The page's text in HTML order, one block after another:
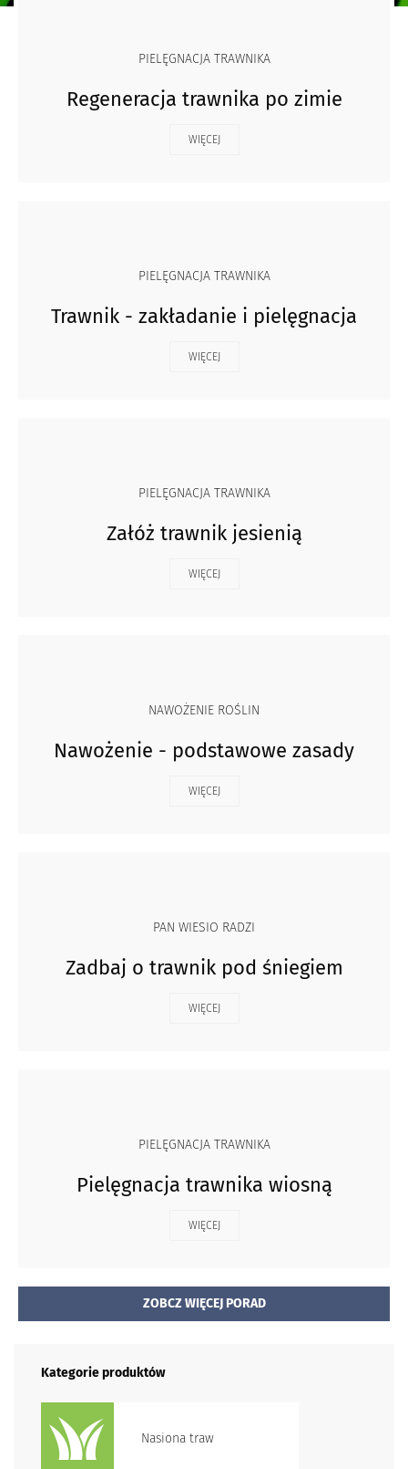
PIELĘGNACJA TRAWNIKA
Regeneracja trawnika po zimie
WIĘCEJ
PIELĘGNACJA TRAWNIKA
Trawnik - zakładanie i pielęgnacja
WIĘCEJ
PIELĘGNACJA TRAWNIKA
Załóż trawnik jesienią
WIĘCEJ
NAWOŻENIE ROŚLIN
Nawożenie - podstawowe zasady
WIĘCEJ
PAN WIESIO RADZI
Zadbaj o trawnik pod śniegiem
WIĘCEJ
PIELĘGNACJA TRAWNIKA
Pielęgnacja trawnika wiosną
WIĘCEJ
ZOBCZ WIĘCEJ PORAD
Kategorie produktów
Nasiona traw